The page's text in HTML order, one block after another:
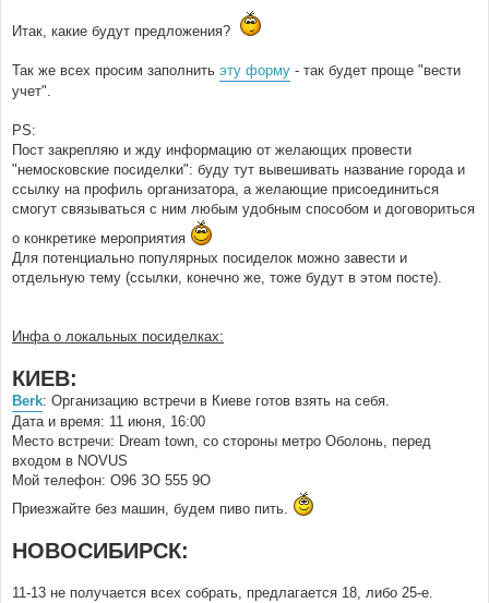
Итак, какие будут предложения?
Так же всех просим заполнить эту форму - так будет проще "вести
учет".
PS:
Пост закрепляю и жду информацию от желающих провести
"немосковские посиделки": буду тут вывешивать название города и
ссылку на профиль организатора, а желающие присоединиться
смогут связываться с ним любым удобным способом и договориться
о конкретике мероприятия
Для потенциально популярных посиделок можно завести и
отдельную тему (ссылки, конечно же, тоже будут в этом посте).
Инфа о локальных посиделках:
КИЕВ:
Berk: Организацию встречи в Киеве готов взять на себя.
Дата и время: 11 июня, 16:00
Место встречи: Dream town, со стороны метро Оболонь, перед
входом в NOVUS
Мой телефон: О96 ЗО 555 9О
Приезжайте без машин, будем пиво пить.
НОВОСИБИРСК:
11-13 не получается всех собрать, предлагается 18, либо 25-е.